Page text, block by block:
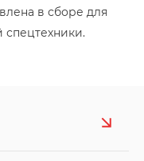
в сборе для